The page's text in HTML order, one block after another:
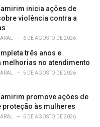
inicia ações de
violência contra a
6 DE AGOSTO DE 2026
três anos e
melhorias no atendimento
5 DE AGOSTO DE 2026
promove ações de
às mulheres
5 DE AGOSTO DE 2026